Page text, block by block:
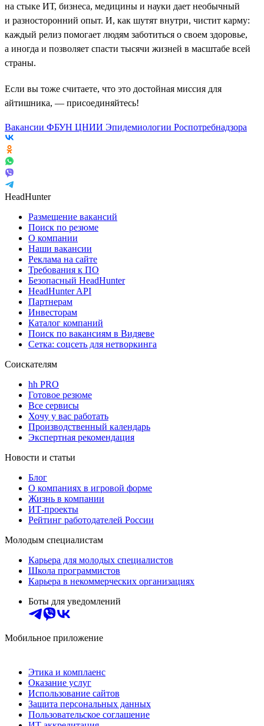
на стыке ИТ, бизнеса, медицины и науки дает необычный
и разносторонний опыт. И, как шутят внутри, чистит карму:
каждый релиз помогает людям заботиться о своем здоровье,
а иногда и позволяет спасти тысячи жизней в масштабе всей
страны.
Если вы тоже считаете, что это достойная миссия для
айтишника, — присоединяйтесь!
Вакансии ФБУН ЦНИИ Эпидемиологии Роспотребнадзора
HeadHunter
Размещение вакансий
Поиск по резюме
О компании
Наши вакансии
Реклама на сайте
Требования к ПО
Безопасный HeadHunter
HeadHunter API
Партнерам
Инвесторам
Каталог компаний
Поиск по вакансиям в Видяеве
Сетка: соцсеть для нетворкинга
Соискателям
hh PRO
Готовое резюме
Все сервисы
Хочу у вас работать
Производственный календарь
Экспертная рекомендация
Новости и статьи
Блог
О компаниях в игровой форме
Жизнь в компании
ИТ-проекты
Рейтинг работодателей России
Молодым специалистам
Карьера для молодых специалистов
Школа программистов
Карьера в некоммерческих организациях
Боты для уведомлений
Мобильное приложение
Этика и комплаенс
Оказание услуг
Использование сайтов
Защита персональных данных
Пользовательское соглашение